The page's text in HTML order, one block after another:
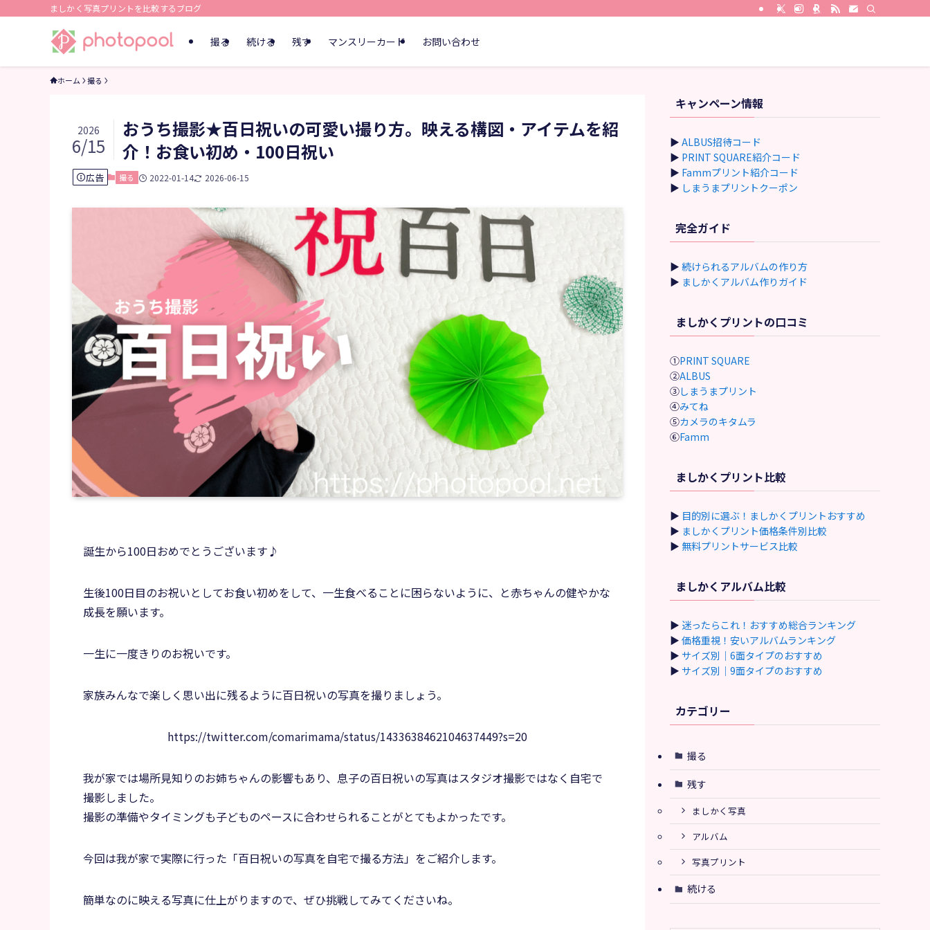
ましかく写真プリントを比較するブログ
撮る 続ける 残す マンスリーカード お問い合わせ
ホーム 撮る
おうち撮影★百日祝いの可愛い撮り方。映える構図・アイテムを紹
介！お食い初め・100日祝い
2026
6/15
広告 撮る 2022-01-14 2026-06-15
誕生から100日おめでとうございます♪
生後100日目のお祝いとしてお食い初めをして、一生食べることに困らないように、と赤ちゃんの健やかな
成長を願います。
一生に一度きりのお祝いです。
家族みんなで楽しく思い出に残るように百日祝いの写真を撮りましょう。
https://twitter.com/comarimama/status/1433638462104637449?s=20
我が家では場所見知りのお姉ちゃんの影響もあり、息子の百日祝いの写真はスタジオ撮影ではなく自宅で
撮影しました。
撮影の準備やタイミングも子どものペースに合わせられることがとてもよかったです。
今回は我が家で実際に行った「百日祝いの写真を自宅で撮る方法」をご紹介します。
簡単なのに映える写真に仕上がりますので、ぜひ挑戦してみてくださいね。
キャンペーン情報
▶ ALBUS招待コード
▶ PRINT SQUARE紹介コード
▶ Fammプリント紹介コード
▶ しまうまプリントクーポン
完全ガイド
▶ 続けられるアルバムの作り方
▶ ましかくアルバム作りガイド
ましかくプリントの口コミ
①PRINT SQUARE
②ALBUS
③しまうまプリント
④みてね
⑤カメラのキタムラ
⑥Famm
ましかくプリント比較
▶ 目的別に選ぶ！ましかくプリントおすすめ
▶ ましかくプリント価格条件別比較
▶ 無料プリントサービス比較
ましかくアルバム比較
▶ 迷ったらこれ！おすすめ総合ランキング
▶ 価格重視！安いアルバムランキング
▶ サイズ別｜6面タイプのおすすめ
▶ サイズ別｜9面タイプのおすすめ
カテゴリー
撮る
残す
ましかく写真
アルバム
写真プリント
続ける